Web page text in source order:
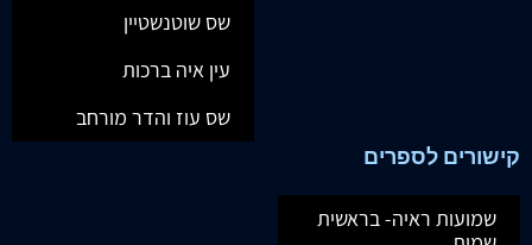
שס שוטנשטיין
עין איה ברכות
שס עוז והדר מורחב
קישורים לספרים
שמועות ראיה- בראשית